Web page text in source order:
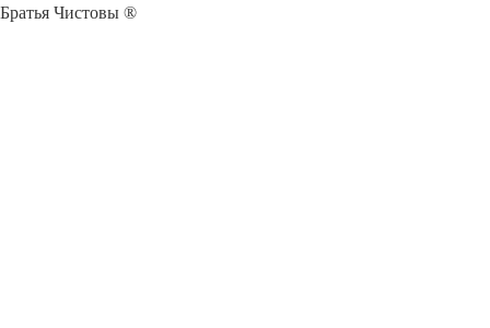
Братья Чистовы ®